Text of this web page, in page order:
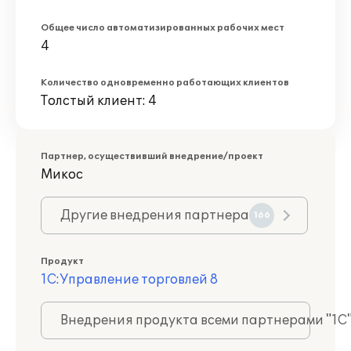
Общее число автоматизированных рабочих мест
4
Количество одновременно работающих клиентов
Толстый клиент: 4
Партнер, осуществивший внедрение/проект
Микос
Другие внедрения партнера 166
Продукт
1С:Управление торговлей 8
Внедрения продукта всеми партнерами